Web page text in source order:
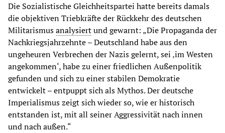
Die Sozialistische Gleichheitspartei hatte bereits damals
die objektiven Triebkräfte der Rückkehr des deutschen
Militarismusanalysiertund gewarnt: „Die Propaganda der
Nachkriegsjahrzehnte – Deutschland habe aus den
ungeheuren Verbrechen der Nazis gelernt, sei ‚im Westen
angekommen‘, habe zu einer friedlichen Außenpolitik
gefunden und sich zu einer stabilen Demokratie
entwickelt – entpuppt sich als Mythos. Der deutsche
Imperialismus zeigt sich wieder so, wie er historisch
entstanden ist, mit all seiner Aggressivität nach innen
und nach außen.“